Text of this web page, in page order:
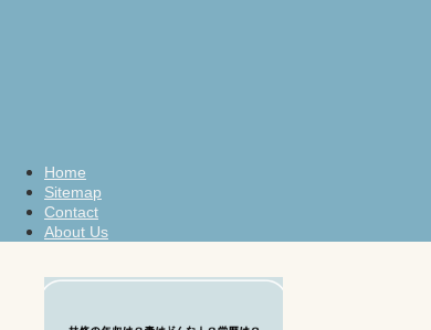
Home
Sitemap
Contact
About Us